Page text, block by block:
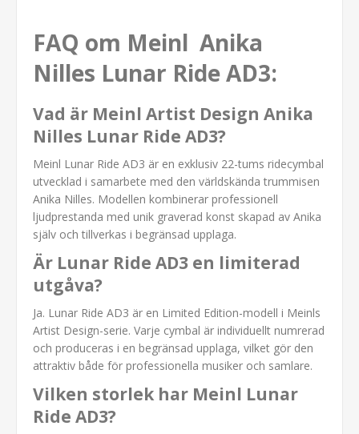
FAQ om Meinl Anika
Nilles Lunar Ride AD3:
Vad är Meinl Artist Design Anika
Nilles Lunar Ride AD3?
Meinl Lunar Ride AD3 är en exklusiv 22-tums ridecymbal
utvecklad i samarbete med den världskända trummisen
Anika Nilles. Modellen kombinerar professionell
ljudprestanda med unik graverad konst skapad av Anika
själv och tillverkas i begränsad upplaga.
Är Lunar Ride AD3 en limiterad
utgåva?
Ja. Lunar Ride AD3 är en Limited Edition-modell i Meinls
Artist Design-serie. Varje cymbal är individuellt numrerad
och produceras i en begränsad upplaga, vilket gör den
attraktiv både för professionella musiker och samlare.
Vilken storlek har Meinl Lunar
Ride AD3?